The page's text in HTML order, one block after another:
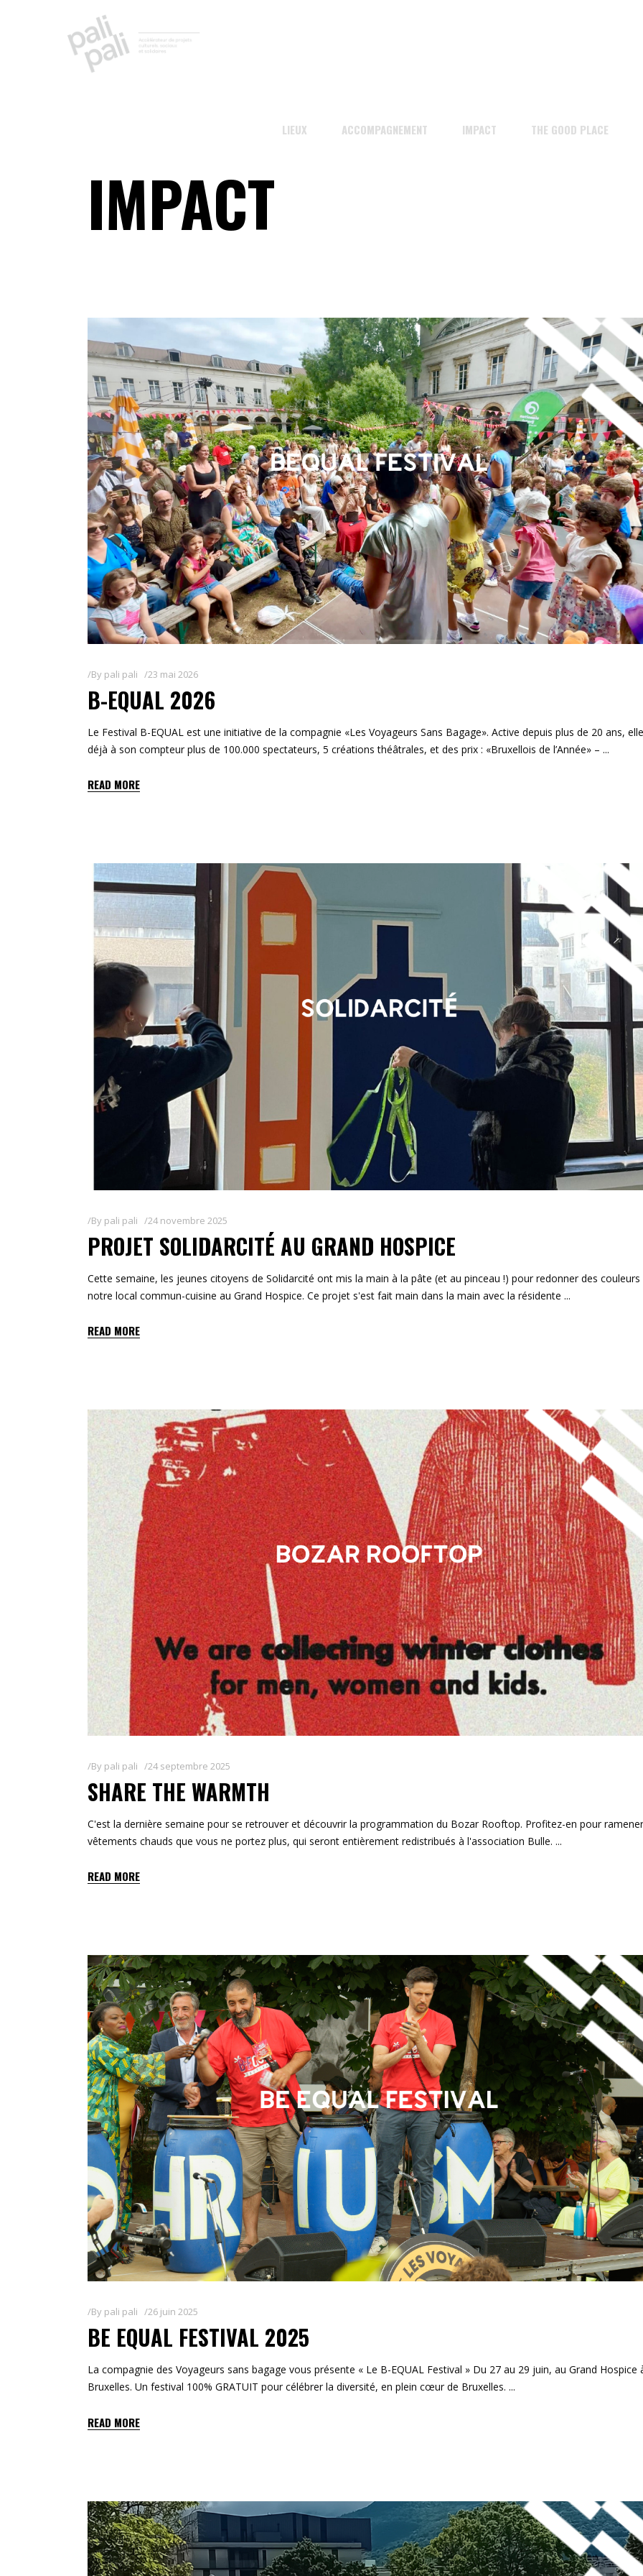
LIEUX ACCOMPAGNEMENT IMPACT THE GOOD PLACE
IMPACT
By pali pali 23 mai 2026
B-EQUAL 2026
Le Festival B-EQUAL est une initiative de la compagnie «Les Voyageurs Sans Bagage». Active depuis plus de 20 ans,
déjà à son compteur plus de 100.000 spectateurs, 5 créations théâtrales, et des prix : «Bruxellois de l’Année» –
READ MORE
By pali pali 24 novembre 2025
PROJET SOLIDARCITÉ AU GRAND HOSPICE
Cette semaine, les jeunes citoyens de Solidarcité ont mis la main à la pâte (et au pinceau !) pour redonner des couleurs
notre local commun-cuisine au Grand Hospice. Ce projet s'est fait main dans la main avec la résidente
READ MORE
By pali pali 24 septembre 2025
SHARE THE WARMTH
C'est la dernière semaine pour se retrouver et découvrir la programmation du Bozar Rooftop. Profitez-en pour
vêtements chauds que vous ne portez plus, qui seront entièrement redistribués à l'association Bulle.
READ MORE
By pali pali 26 juin 2025
BE EQUAL FESTIVAL 2025
La compagnie des Voyageurs sans bagage vous présente « Le B-EQUAL Festival » Du 27 au 29 juin, au Grand Hospice
Bruxelles. Un festival 100% GRATUIT pour célébrer la diversité, en plein cœur de Bruxelles.
READ MORE